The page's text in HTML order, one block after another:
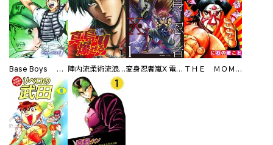
Base Boys 新装版 陣内流柔術流浪伝 真島、爆ぜる！！ 変身忍者嵐X 電子版 ＴＨＥ ＭＯＭＯＴＡＲＯＨ